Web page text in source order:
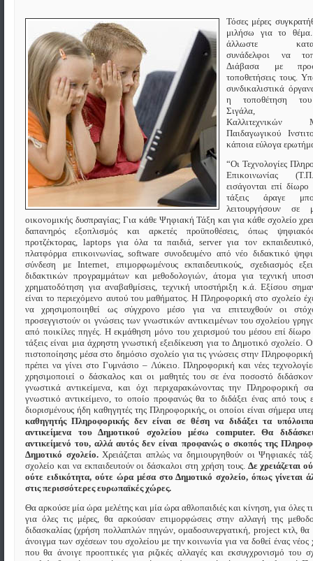
Τόσες μέρες
μιλήσω για το
άλλωστε
συνάδελφοι να
Διάβασα με
τοποθετήσεις τους.
συνδικαλιστικά
η τοποθέτηση
Σιγάλα,
Καλλιτεχνικών
Παιδαγωγικού
κάποια εύλογα
“Οι Τεχνολογίες
Επικοινωνίας
εισάγονται επί δίωρο
τάξεις άραγε
λειτουργήσουν σε
οικονομικής δυσπραγίας; Για κάθε Ψηφιακή Τάξη και για κάθε σχολείο
δαπανηρός εξοπλισμός και αρκετές προϋποθέσεις, όπως
προτζέκτορας, laptops για όλα τα παιδιά, server για τον
πλατφόρμα επικοινωνίας, software συνοδευμένο από νέο διδακτικό
σύνδεση με Internet, επιμορφωμένους εκπαιδευτικούς, σχεδιασμός
διδακτικών προγραμμάτων και μεθοδολογιών, άτομα για τεχνική
χρηματοδότηση για αναβαθμίσεις, τεχνική υποστήριξη κ.ά. Εξίσου
είναι το περιεχόμενο αυτού του μαθήματος. Η Πληροφορική στο σχολείο
να χρησιμοποιηθεί ως σύγχρονο μέσο για να επιτευχθούν οι
προσεγγιστούν οι γνώσεις των γνωστικών αντικειμένων του σχολείου
από ποικίλες πηγές. Η εκμάθηση μόνο του χειρισμού του μέσου επί δίωρο
τάξεις είναι μια άχρηστη γνωστική εξειδίκευση για το Δημοτικό σχολείο.
πιστοποίησης μέσα στο δημόσιο σχολείο για τις γνώσεις στην
πρέπει να γίνει στο Γυμνάσιο – Λύκειο. Πληροφορική και νέες
χρησιμοποιεί ο δάσκαλος και οι μαθητές του σε ένα ποσοστό
γνωστικά αντικείμενα, και όχι περιχαρακώνοντας την Πληροφορική
γνωστικό αντικείμενο, το οποίο προφανώς θα το διδάξει ένας από τους
διορισμένους ήδη καθηγητές της Πληροφορικής, οι οποίοι είναι σήμερα
καθηγητής Πληροφορικής δεν είναι σε θέση να διδάξει τα
αντικείμενα του Δημοτικού σχολείου μέσω computer. Θα
αντικείμενό του, αλλά αυτός δεν είναι προφανώς ο σκοπός της
Δημοτικό σχολείο.Χρειάζεται απλώς να δημιουργηθούν οι Ψηφιακές
σχολείο και να εκπαιδευτούν οι δάσκαλοι στη χρήση τους. Δε χρειάζεται
ούτε ειδικότητα, ούτε ώρα μέσα στο Δημοτικό σχολείο, όπως γίνεται
στις περισσότερες ευρωπαϊκές χώρες.
Θα αρκούσε μία ώρα μελέτης και μία ώρα αθλοπαιδιές και κίνηση, για όλες
για όλες τις μέρες, θα αρκούσαν επιμορφώσεις στην αλλαγή της
διδασκαλίας (χρήση πολλαπλών πηγών, ομαδοσυνεργατική, project κτλ, θα
άνοιγμα των σχέσεων του σχολείου με την κοινωνία για να δοθεί ένας νέος
που θα άνοιγε προοπτικές για ριζικές αλλαγές και εκσυγχρονισμό του